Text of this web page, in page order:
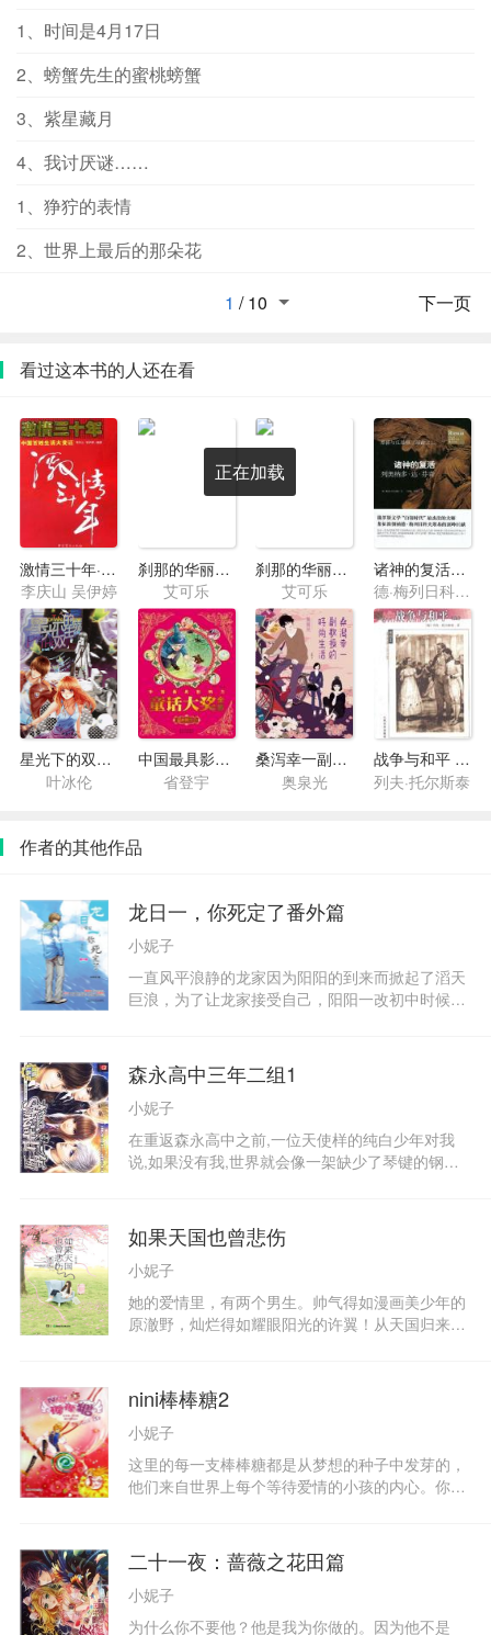
1、时间是4月17日
2、螃蟹先生的蜜桃螃蟹
3、紫星藏月
4、我讨厌谜……
1、狰狞的表情
2、世界上最后的那朵花
下一页
1 /10
看过这本书的人还在看
激情三十年·中国百姓生活大变迁
李庆山 吴伊婷
刹那的华丽血族之红莲王朝
艾可乐
刹那的华丽血族之红樱传说
艾可乐
诸神的复活：列奥纳多·达·芬奇
德·梅列日科夫斯基
星光下的双生殇
叶冰伦
中国最具影响力童话大奖·金色阳光卷
省登宇
桑泻幸一副教授的时尚生活
奥泉光
战争与和平 第一卷 第一部
列夫·托尔斯泰
作者的其他作品
龙日一，你死定了番外篇
小妮子
一直风平浪静的龙家因为阳阳的到来而掀起了滔天
巨浪，为了让龙家接受自己，阳阳一改初中时候混
失败的时候，龙海一却从她的身上看见了张静美的
影子，所以经常不露痕迹地帮助她。阳阳记在了心
里，慢慢的他们的爱情开始萌芽了，可是妹妹怎么
能爱上自己的哥哥的呢？阳阳认为自己很变态，于
是企图跟男二号发展甜蜜的爱情来躲避这不应该存
在的感情，终于龙海一爆发了，正当大家都处于崩
森永高中三年二组1
小妮子
在重返森永高中之前,一位天使样的纯白少年对我
说,如果没有我,世界就会像一架缺少了琴键的钢琴,
——我的相貌败给了四次元的王子病少年;我的气质
败给了摘下眼镜就会变身妖孽的宅男班长;正要感慨
表白语是“请为我生孩子吧”的阳光少年忘记了我,脾
气暴躁的“老大”却钦点我成为他的御用奴隶!而黑发
暗如永夜、冷眸黑如宝石的天才少年只是静观这一
切的风云逆转……在“猎魔行动”开始之前,在“你死
如果天国也曾悲伤
小妮子
她的爱情里，有两个男生。帅气得如漫画美少年的
原澈野，灿烂得如耀眼阳光的许翼！从天国归来的
后远走美国归来的许翼，即使深爱，却一再对她疏
远，甘心成全她和自己的对手。到底是什么样的秘
密让原澈野性情大变？又是什么样的秘密，挡在了
她和许翼之间？当真相一层层剥开，她终于明白
了，即使是美好的天国，也有着无法诉说的悲
伤……
nini棒棒糖2
小妮子
这里的每一支棒棒糖都是从梦想的种子中发芽的，
他们来自世界上每个等待爱情的小孩的内心。你去
说不定，就有属于你的独一无二的那一款！哦？你
还没有去过？那么，你闻到风中飘来的微微甜香了
吗？呵呵，就快到了……
二十一夜：蔷薇之花田篇
小妮子
为什么你不要他？他是我为你做的。因为他不是
正在加载